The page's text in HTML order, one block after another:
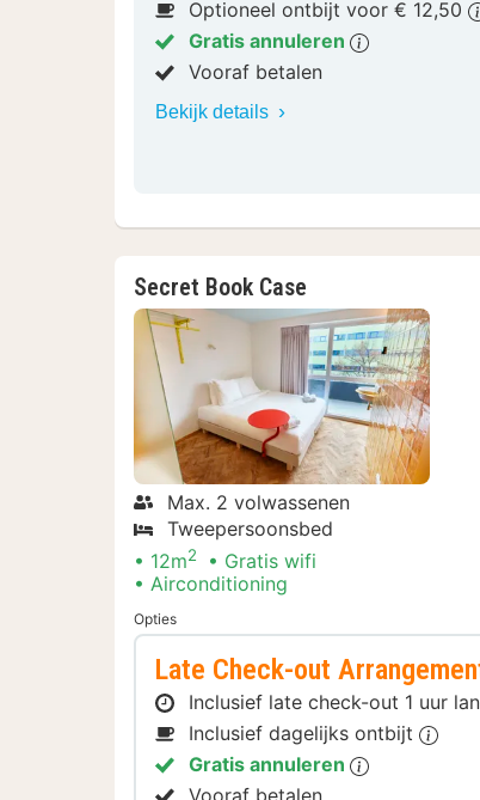
Optioneel ontbijt voor € 12,50
Gratis annuleren
Vooraf betalen
Bekijk details
Secret Book Case
Max. 2 volwassenen
Tweepersoonsbed
12m2
Gratis wifi
Airconditioning
Opties
Late Check-out
Inclusief late check-out 1 uur
Inclusief dagelijks ontbijt
Gratis annuleren